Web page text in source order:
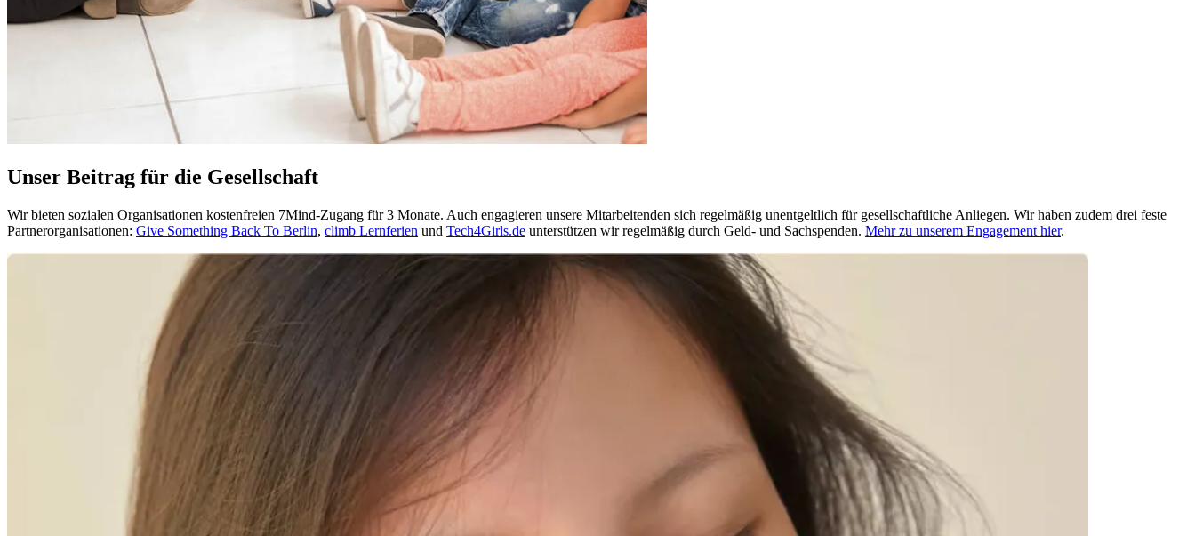
Unser Beitrag für die Gesellschaft
Wir bieten sozialen Organisationen kostenfreien 7Mind-Zugang für 3 Monate. Auch engagieren unsere Mitarbeitenden sich regelmäßig unentgeltlich für gesellschaftliche Anliegen. Wir haben zudem drei feste
Partnerorganisationen: Give Something Back To Berlin, climb Lernferien und Tech4Girls.de unterstützen wir regelmäßig durch Geld- und Sachspenden. Mehr zu unserem Engagement hier.